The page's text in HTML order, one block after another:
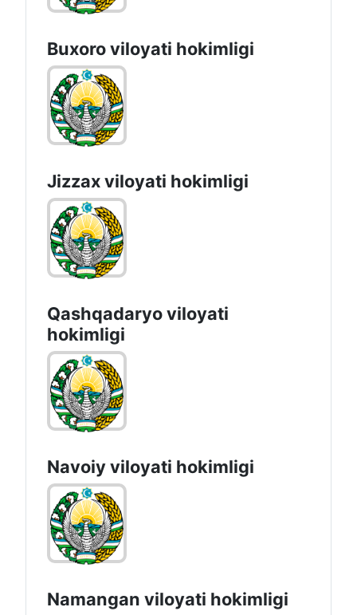
Buxoro viloyati hokimligi
Jizzах vilоyati hоkimligi
Qashqadaryo viloyati
hоkimligi
Navoiy vilоyati hоkimligi
Namangan vilоyati hоkimligi